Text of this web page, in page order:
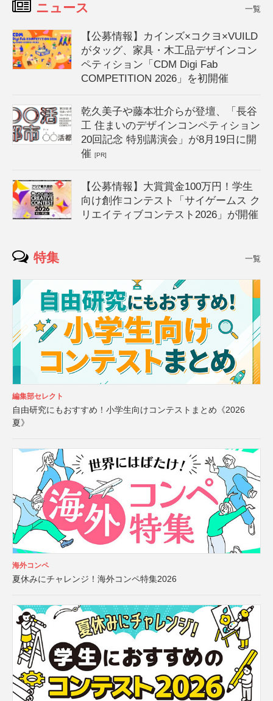
ニュース 一覧
【公募情報】カインズ×コクヨ×VUILD
がタッグ、家具・木工品デザインコン
ペティション「CDM Digi Fab
COMPETITION 2026」を初開催
乾久美子や藤本壮介らが登壇、「長谷
工 住まいのデザインコンペティション
20回記念 特別講演会」が8月19日に開
催[PR]
【公募情報】大賞賞金100万円！学生
向け創作コンテスト「サイゲームス ク
リエイティブコンテスト2026」が開催
特集 一覧
編集部セレクト
自由研究にもおすすめ！小学生向けコンテストまとめ《2026
夏》
海外コンペ
夏休みにチャレンジ！海外コンペ特集2026